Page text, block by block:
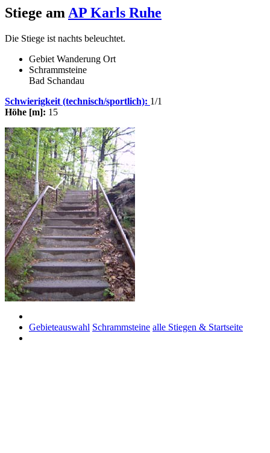
Stiege am AP Karls Ruhe
Die Stiege ist nachts beleuchtet.
Gebiet Wanderung Ort
Schrammsteine
Bad Schandau
Schwierigkeit (technisch/sportlich): 1/1
Höhe [m]: 15
Gebieteauswahl Schrammsteine alle Stiegen & Startseite